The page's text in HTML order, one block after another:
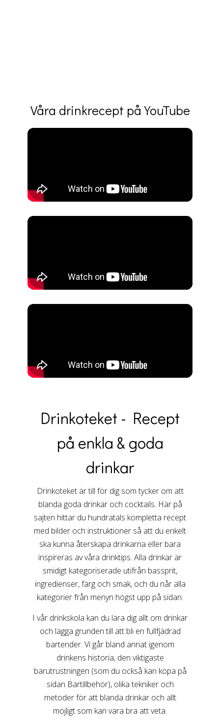
Våra drinkrecept på YouTube
Drinkoteket - Recept
på enkla & goda
drinkar
Drinkoteket är till för dig som tycker om att
blanda goda drinkar och cocktails. Här på
sajten hittar du hundratals kompletta recept
med bilder och instruktioner så att du enkelt
ska kunna återskapa drinkarna eller bara
inspireras av våra drinktips. Alla drinkar är
smidigt kategoriserade utifrån bassprit,
ingredienser, färg och smak, och du når alla
kategorier från menyn högst upp på sidan.
I vår drinkskola kan du lära dig allt om drinkar
och lägga grunden till att bli en fullfjädrad
bartender. Vi går bland annat igenom
drinkens historia, den viktigaste
barutrustningen (som du också kan köpa på
sidan Bartillbehör), olika tekniker och
metoder för att blanda drinkar och allt
möjligt som kan vara bra att veta.